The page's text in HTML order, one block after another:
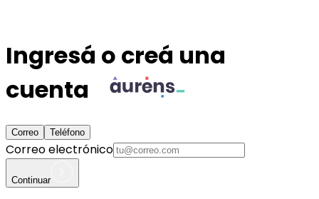
Ingresá o creá una
cuenta
Correo Teléfono
Correo electrónico
Continuar